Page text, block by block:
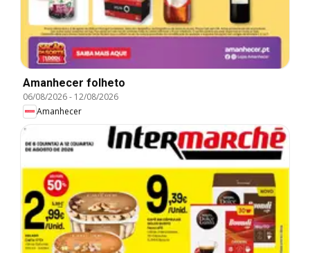
Amanhecer folheto
06/08/2026- 12/08/2026
Amanhecer